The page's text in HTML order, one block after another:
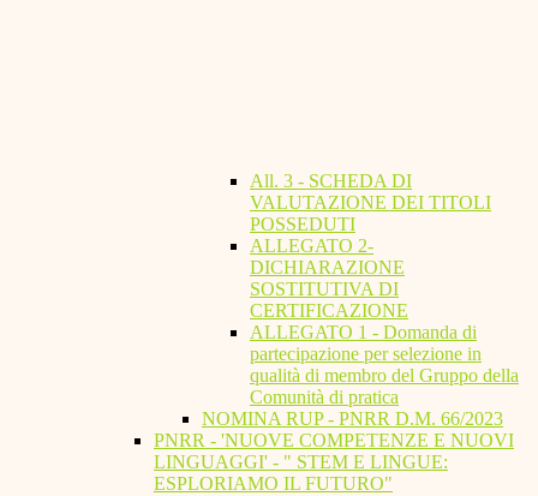
All. 3 - SCHEDA DI
VALUTAZIONE DEI TITOLI
POSSEDUTI
ALLEGATO 2-
DICHIARAZIONE
SOSTITUTIVA DI
CERTIFICAZIONE
ALLEGATO 1 - Domanda di
partecipazione per selezione in
qualità di membro del Gruppo della
Comunità di pratica
NOMINA RUP - PNRR D.M. 66/2023
PNRR - 'NUOVE COMPETENZE E NUOVI
LINGUAGGI' - " STEM E LINGUE:
ESPLORIAMO IL FUTURO"